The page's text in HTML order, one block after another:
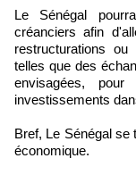
Le Sénégal
créanciers afin
restructurations
telles que des
envisagées,
investissements
Bref, Le Sénégal se
économique.